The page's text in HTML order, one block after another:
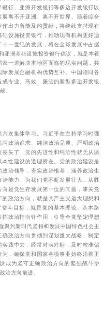
行、亚洲开发银行等多边开发银行以
离不开亚洲、离不开世界。随着综合
出力所能及的贡献，将继续支持现有
设施投资银行，推动现有机构更好适
一世纪的发展，将在全球发展中占据
亚洲基础设施投资银行倡议，就是本着
一道解决本地区面临的现实问题，共
发展金融机构优势互补。中国愿同各
专业、高效、廉洁的新型多边开发银
。
次集体学习。习近平在主持学习时强
政治追求、纯洁政治品质、严明政治
失了，党的先进性和纯洁性就无从谈
性建设的道理所在。党的政治建设是
治领导，夯实政治根基，涵养政治生
能力，为我们党不断发展壮大、从胜
是党生存发展第一位的问题，事关党
政治方向，就是共产主义远大理想和
斗目标，就是党的基本理论、基本路
政治指南针作用，引导全党坚定理想
聚到新时代坚持和发展中国特色社会主
政治方向贯彻到谋划重大战略、制定
践中去，经常对表对标，及时校准偏
，确保党和国家各项事业始终沿着正
成为坚守正确政治方向的坚强战斗堡
治方向前进。